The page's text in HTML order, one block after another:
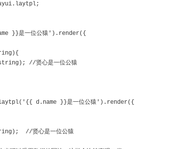
}}是一位公猿').render({
//贤心是一位公猿
d.name }}是一位公猿').render({
//贤心是一位公猿